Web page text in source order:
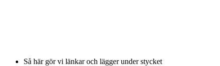
Så här gör vi länkar och lägger under stycket